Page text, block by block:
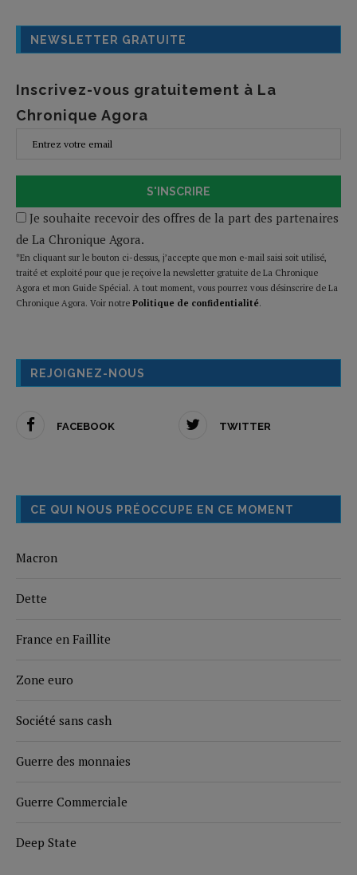
NEWSLETTER GRATUITE
Inscrivez-vous gratuitement à La
Chronique Agora
S'INSCRIRE
Je souhaite recevoir des offres de la part des partenaires
de La Chronique Agora.
*En cliquant sur le bouton ci-dessus, j’accepte que mon e-mail saisi soit utilisé,
traité et exploité pour que je reçoive la newsletter gratuite de La Chronique
Agora et mon Guide Spécial. A tout moment, vous pourrez vous désinscrire de La
Chronique Agora. Voir notre Politique de confidentialité.
REJOIGNEZ-NOUS
FACEBOOK TWITTER
CE QUI NOUS PRÉOCCUPE EN CE MOMENT
Macron
Dette
France en Faillite
Zone euro
Société sans cash
Guerre des monnaies
Guerre Commerciale
Deep State